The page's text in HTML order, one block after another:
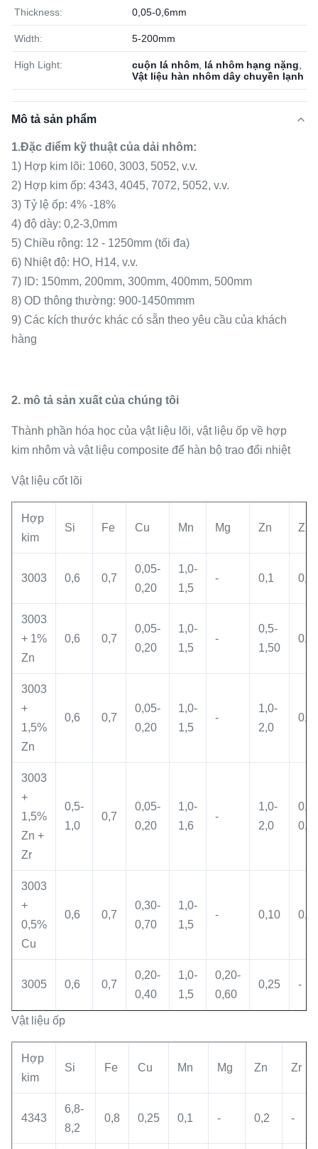
Thickness: 0,05-0,6mm
Width: 5-200mm
High Light: cuộn lá nhôm lá nhôm hạng nặng
Vật liệu hàn nhôm dây chuyền lạnh
Mô tả sản phẩm
1.Đặc điểm kỹ thuật của dải nhôm:
1) Hợp kim lõi: 1060, 3003, 5052, v.v.
2) Hợp kim ốp: 4343, 4045, 7072, 5052, v.v.
3) Tỷ lệ ốp: 4% -18%
4) độ dày: 0,2-3,0mm
5) Chiều rộng: 12 - 1250mm (tối đa)
6) Nhiệt độ: HO, H14, v.v.
7) ID: 150mm, 200mm, 300mm, 400mm, 500mm
8) OD thông thường: 900-1450mmm
9) Các kích thước khác có sẵn theo yêu cầu của khách
hàng
2. mô tả sản xuất của chúng tôi
Thành phần hóa học của vật liệu lõi, vật liệu ốp về hợp
kim nhôm và vật liệu composite để hàn bộ trao đổi nhiệt
Vật liệu cốt lõi
Hợp
kim
Si Fe Cu Mn Mg Zn Zr
3003 0,6 0,7
0,05-
0,20
1,0-
1,5
- 0,1
3003
+ 1%
Zn
0,6 0,7
0,05-
0,20
1,0-
1,5
-
0,5-
1,50
3003
+
1,5%
Zn
0,6 0,7
0,05-
0,20
1,0-
1,5
-
1,0-
2,0
3003
+
1,5%
Zn +
Zr
0,5-
1,0
0,7
0,05-
0,20
1,0-
1,6
-
1,0-
2,0
0,2
3003
+
0,5%
Cu
0,6 0,7
0,30-
0,70
1,0-
1,5
- 0,10
3005 0,6 0,7
0,20-
0,40
1,0-
1,5
0,20-
0,60
0,25 -
Vật liệu ốp
Hợp
kim
Si Fe Cu Mn Mg Zn Zr
4343
6,8-
8,2
0,8 0,25 0,1 - 0,2 -